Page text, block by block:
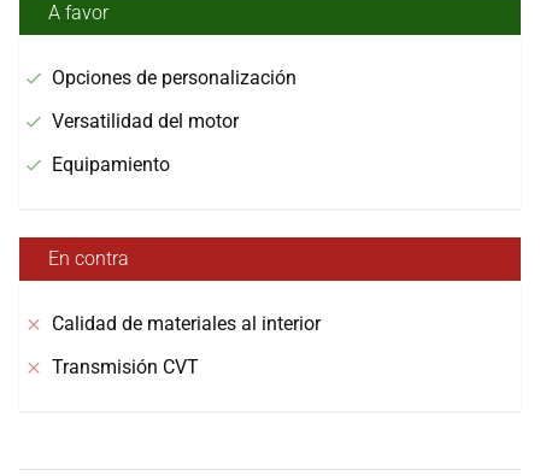
A favor
Opciones de personalización
Versatilidad del motor
Equipamiento
En contra
Calidad de materiales al interior
Transmisión CVT